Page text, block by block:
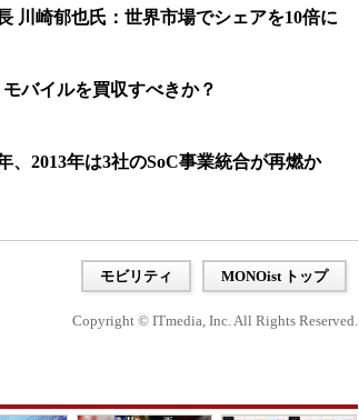
川崎郁也氏：世界市場でシェアを10倍に
バイルを買収すべきか？
、2013年は3社のSoC事業統合が再燃か
モビリティ MONOist トップ
Copyright © ITmedia, Inc. All Rights Reserved.